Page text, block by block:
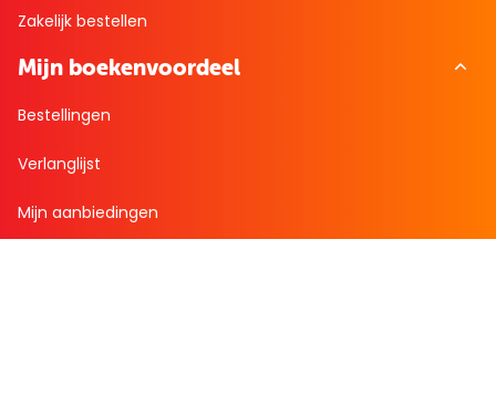
Zakelijk bestellen
Mijn boekenvoordeel
Bestellingen
Verlanglijst
Mijn aanbiedingen